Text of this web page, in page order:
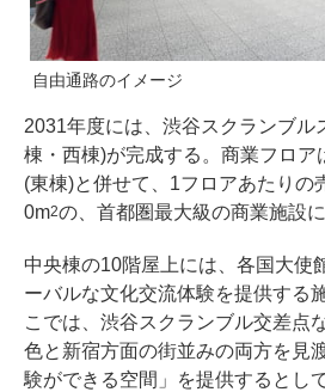
自由通路のイメージ
2031年度には、渋谷スクランブル
棟・西棟)が完成する。商業フロア
(東棟)と併せて、1フロアあたりの
0m2の、首都圏最大級の商業施設に
中央棟の10階屋上には、各国大使
ーバルな文化交流体験を提供する
こでは、渋谷スクランブル交差点
色と新宿方面の街並みの両方を見
験ができる空間」を提供するとし